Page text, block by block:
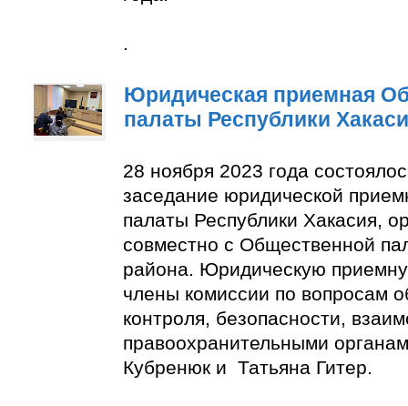
.
Юридическая приемная
палаты Республики
28 ноября 2023 года
заседание юридической
палаты Республики Хакасия,
совместно с Общественной
района. Юридическую
члены комиссии по вопросам
контроля, безопасности,
правоохранительными
Кубренюк и Татьяна Гитер.